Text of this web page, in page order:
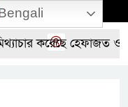
০৬ অগাস্ট ২০২৬
করেছে হেফাজত ও